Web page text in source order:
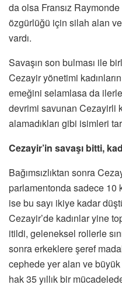
da olsa Fransız
özgürlüğü için silah alan ve
vardı.
Savaşın son bulması ile
Cezayir yönetimi
emeğini selamlasa da
devrimi savunan Cezayirli
alamadıkları gibi isimleri
Cezayir’in savaşı bitti,
Bağımsızlıktan sonra
parlamentonda sadece 10
ise bu sayı ikiye kadar
Cezayir’de kadınlar yine
itildi, geleneksel rollerle
sonra erkeklere şeref
cephede yer alan ve
hak 35 yıllık bir